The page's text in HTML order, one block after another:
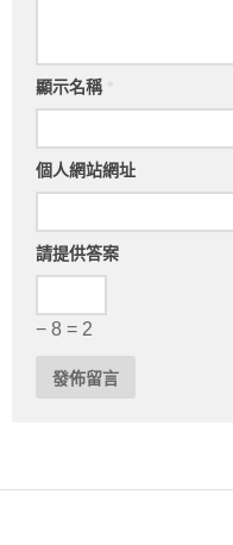
顯示名稱
個人網站網址
請提供答案
− 8 = 2